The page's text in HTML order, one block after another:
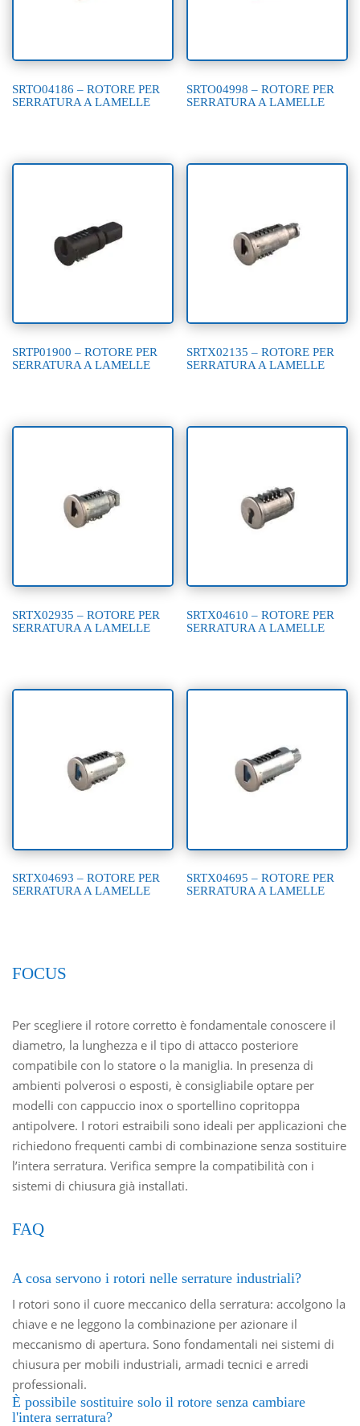
SRTO04186 – ROTORE PER
SERRATURA A LAMELLE
SRTO04998 – ROTORE PER
SERRATURA A LAMELLE
SRTP01900 – ROTORE PER
SERRATURA A LAMELLE
SRTX02135 – ROTORE PER
SERRATURA A LAMELLE
SRTX02935 – ROTORE PER
SERRATURA A LAMELLE
SRTX04610 – ROTORE PER
SERRATURA A LAMELLE
SRTX04693 – ROTORE PER
SERRATURA A LAMELLE
SRTX04695 – ROTORE PER
SERRATURA A LAMELLE
FOCUS
Per scegliere il rotore corretto è fondamentale conoscere il
diametro, la lunghezza e il tipo di attacco posteriore
compatibile con lo statore o la maniglia. In presenza di
ambienti polverosi o esposti, è consigliabile optare per
modelli con cappuccio inox o sportellino copritoppa
antipolvere. I rotori estraibili sono ideali per applicazioni che
richiedono frequenti cambi di combinazione senza sostituire
l’intera serratura. Verifica sempre la compatibilità con i
sistemi di chiusura già installati.
FAQ
A cosa servono i rotori nelle serrature industriali?
I rotori sono il cuore meccanico della serratura: accolgono la
chiave e ne leggono la combinazione per azionare il
meccanismo di apertura. Sono fondamentali nei sistemi di
chiusura per mobili industriali, armadi tecnici e arredi
professionali.
È possibile sostituire solo il rotore senza cambiare
l'intera serratura?